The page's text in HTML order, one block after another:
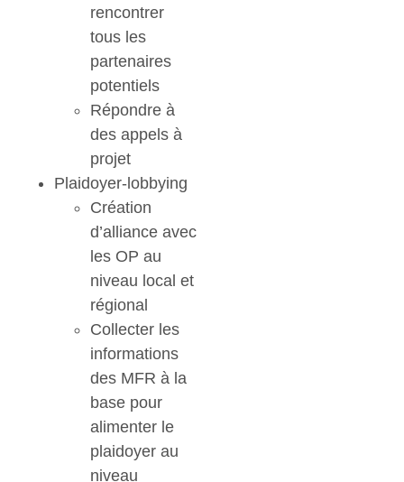
rencontrer
tous les
partenaires
potentiels
Répondre à
des appels à
projet
Plaidoyer-lobbying
Création
d’alliance avec
les OP au
niveau local et
régional
Collecter les
informations
des MFR à la
base pour
alimenter le
plaidoyer au
niveau